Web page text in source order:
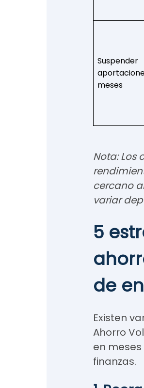
Suspender
meses
Nota: Los
cercano
variar
5
de
Existen
Ahorro
en
finanzas.